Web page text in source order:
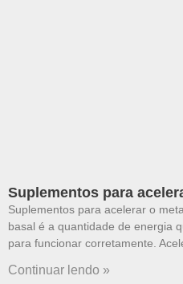
Suplementos para
Suplementos para acelerar o
basal é a quantidade de energia
para funcionar corretamente.
Continuar lendo »